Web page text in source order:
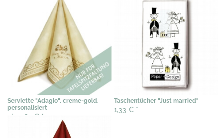
Serviette "Adagio", creme-gold,
personalisiert
ab 0,69 € *
Taschentücher "Just married"
1,33 € *